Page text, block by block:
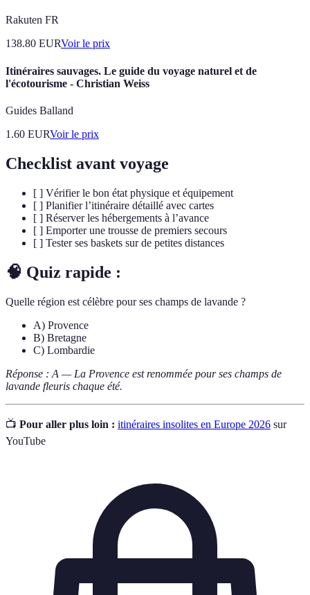
Rakuten FR
138.80 EURVoir le prix
Itinéraires sauvages. Le guide du voyage naturel et de
l'écotourisme - Christian Weiss
Guides Balland
1.60 EURVoir le prix
Checklist avant voyage
[ ] Vérifier le bon état physique et équipement
[ ] Planifier l’itinéraire détaillé avec cartes
[ ] Réserver les hébergements à l’avance
[ ] Emporter une trousse de premiers secours
[ ] Tester ses baskets sur de petites distances
🧠 Quiz rapide :
Quelle région est célèbre pour ses champs de lavande ?
A) Provence
B) Bretagne
C) Lombardie
Réponse : A — La Provence est renommée pour ses champs de
lavande fleuris chaque été.
📺 Pour aller plus loin : itinéraires insolites en Europe 2026 sur
YouTube